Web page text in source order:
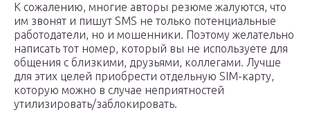
К сожалению, многие авторы резюме жалуются, что
им звонят и пишут SMS не только потенциальные
работодатели, но и мошенники. Поэтому желательно
написать тот номер, который вы не используете для
общения с близкими, друзьями, коллегами. Лучше
для этих целей приобрести отдельную SIM-карту,
которую можно в случае неприятностей
утилизировать/заблокировать.